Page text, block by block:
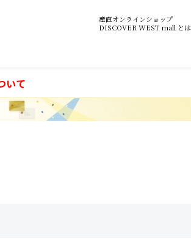
産直オンラインショップ
DISCOVER WEST mall とは
いて